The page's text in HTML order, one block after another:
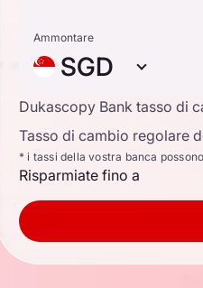
Ammontare
SGD
Dukascopy Bank tasso di
Tasso di cambio regolare
* i tassi della vostra banca
Risparmiate fino a